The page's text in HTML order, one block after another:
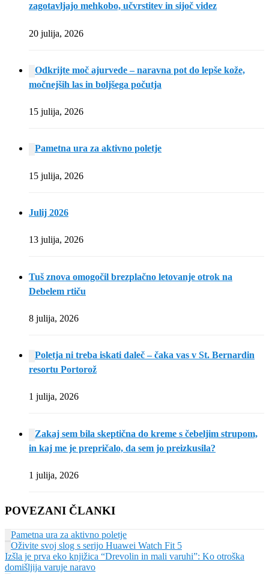
zagotavljajo mehkobo, učvrstitev in sijoč videz
20 julija, 2026
Odkrijte moč ajurvede – naravna pot do lepše kože,
močnejših las in boljšega počutja
15 julija, 2026
Pametna ura za aktivno poletje
15 julija, 2026
Julij 2026
13 julija, 2026
Tuš znova omogočil brezplačno letovanje otrok na
Debelem rtiču
8 julija, 2026
Poletja ni treba iskati daleč – čaka vas v St. Bernardin
resortu Portorož
1 julija, 2026
Zakaj sem bila skeptična do kreme s čebeljim strupom,
in kaj me je prepričalo, da sem jo preizkusila?
1 julija, 2026
POVEZANI ČLANKI
Pametna ura za aktivno poletje
Oživite svoj slog s serijo Huawei Watch Fit 5
Izšla je prva eko knjižica “Drevolin in mali varuhi”: Ko otroška
domišljija varuje naravo